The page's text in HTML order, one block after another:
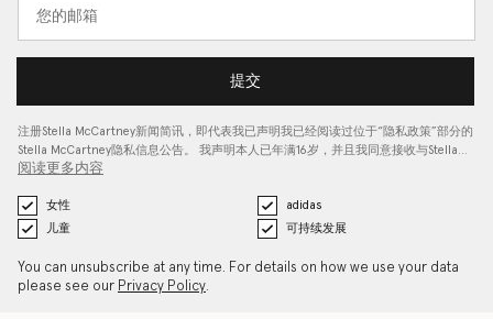
提交
注册Stella McCartney新闻简讯，即代表我已声明我已经阅读过位于“隐私政策”部分的
Stella McCartney隐私信息公告。 我声明本人已年满16岁，并且我同意接收与Stella…
阅读更多内容
女性
adidas
儿童
可持续发展
You can unsubscribe at any time. For details on how we use your data
please see our Privacy Policy.